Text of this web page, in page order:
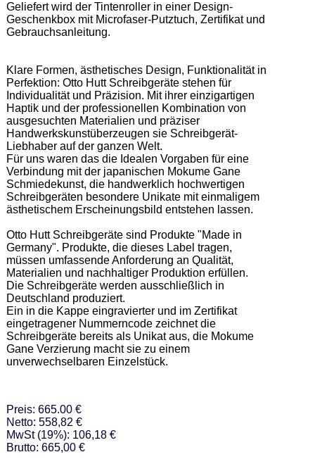
Geliefert wird der Tintenroller in einer Design-
Geschenkbox mit Microfaser-Putztuch, Zertifikat und
Gebrauchsanleitung.
Klare Formen, ästhetisches Design, Funktionalität in
Perfektion: Otto Hutt Schreibgeräte stehen für
Individualität und Präzision. Mit ihrer einzigartigen
Haptik und der professionellen Kombination von
ausgesuchten Materialien und präziser
Handwerkskunstüberzeugen sie Schreibgerät-
Liebhaber auf der ganzen Welt.
Für uns waren das die Idealen Vorgaben für eine
Verbindung mit der japanischen Mokume Gane
Schmiedekunst, die handwerklich hochwertigen
Schreibgeräten besondere Unikate mit einmaligem
ästhetischem Erscheinungsbild entstehen lassen.
Otto Hutt Schreibgeräte sind Produkte "Made in
Germany". Produkte, die dieses Label tragen,
müssen umfassende Anforderung an Qualität,
Materialien und nachhaltiger Produktion erfüllen.
Die Schreibgeräte werden ausschließlich in
Deutschland produziert.
Ein in die Kappe eingravierter und im Zertifikat
eingetragener Nummerncode zeichnet die
Schreibgeräte bereits als Unikat aus, die Mokume
Gane Verzierung macht sie zu einem
unverwechselbaren Einzelstück.
Preis: 665.00 €
Netto: 558,82 €
MwSt (19%): 106,18 €
Brutto: 665,00 €